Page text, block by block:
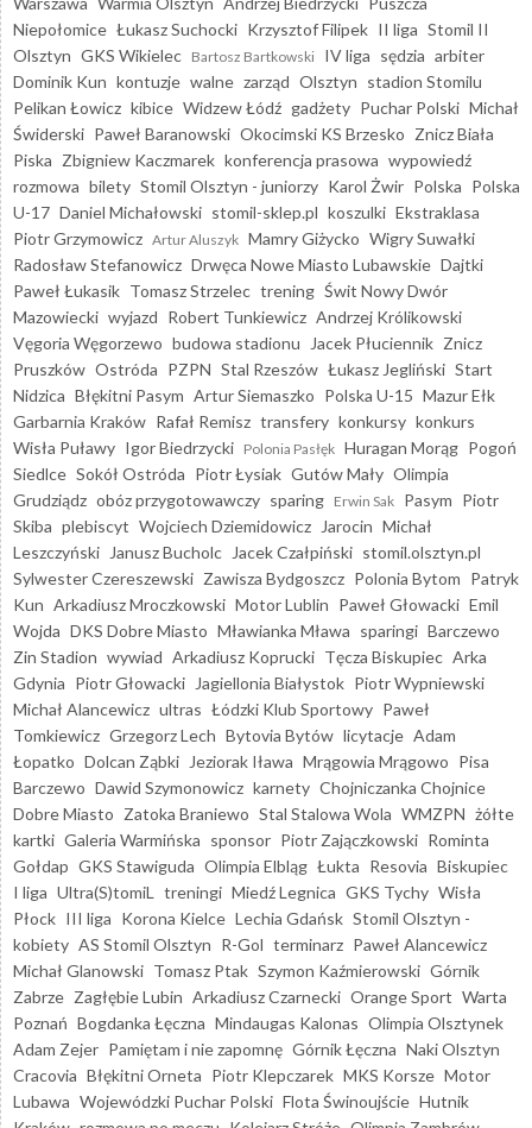
Niepołomice Łukasz Suchocki Krzysztof Filipek II liga Stomil II
Olsztyn GKS Wikielec Bartosz Bartkowski IV liga sędzia arbiter
Dominik Kun kontuzje walne zarząd Olsztyn stadion Stomilu
Pelikan Łowicz kibice Widzew Łódź gadżety Puchar Polski Michał
Świderski Paweł Baranowski Okocimski KS Brzesko Znicz Biała
Piska Zbigniew Kaczmarek konferencja prasowa wypowiedź
rozmowa bilety Stomil Olsztyn - juniorzy Karol Żwir Polska Polska
U-17 Daniel Michałowski stomil-sklep.pl koszulki Ekstraklasa
Piotr Grzymowicz Artur Aluszyk Mamry Giżycko Wigry Suwałki
Radosław Stefanowicz Drwęca Nowe Miasto Lubawskie Dajtki
Paweł Łukasik Tomasz Strzelec trening Świt Nowy Dwór
Mazowiecki wyjazd Robert Tunkiewicz Andrzej Królikowski
Vęgoria Węgorzewo budowa stadionu Jacek Płuciennik Znicz
Pruszków Ostróda PZPN Stal Rzeszów Łukasz Jegliński Start
Nidzica Błękitni Pasym Artur Siemaszko Polska U-15 Mazur Ełk
Garbarnia Kraków Rafał Remisz transfery konkursy konkurs
Wisła Puławy Igor Biedrzycki Polonia Pasłęk Huragan Morąg Pogoń
Siedlce Sokół Ostróda Piotr Łysiak Gutów Mały Olimpia
Grudziądz obóz przygotowawczy sparing Erwin Sak Pasym Piotr
Skiba plebiscyt Wojciech Dziemidowicz Jarocin Michał
Leszczyński
Janusz Bucholc Jacek Czałpiński stomil.olsztyn.pl
Sylwester Czereszewski Zawisza Bydgoszcz Polonia Bytom Patryk
Kun Arkadiusz Mroczkowski Motor Lublin Paweł Głowacki Emil
Wojda DKS Dobre Miasto Mławianka Mława sparingi Barczewo
Zin Stadion wywiad Arkadiusz Koprucki Tęcza Biskupiec Arka
Gdynia Piotr Głowacki Jagiellonia Białystok Piotr Wypniewski
Michał Alancewicz ultras Łódzki Klub Sportowy Paweł
Tomkiewicz Grzegorz Lech Bytovia Bytów licytacje Adam
Łopatko Dolcan Ząbki Jeziorak Iława Mrągowia Mrągowo Pisa
Barczewo Dawid Szymonowicz karnety Chojniczanka Chojnice
Dobre Miasto Zatoka Braniewo Stal Stalowa Wola WMZPN żółte
kartki Galeria Warmińska sponsor Piotr Zajączkowski Rominta
Gołdap GKS Stawiguda Olimpia Elbląg Łukta Resovia Biskupiec
I liga Ultra(S)tomiL treningi Miedź Legnica GKS Tychy Wisła
Płock III liga Korona Kielce Lechia Gdańsk Stomil Olsztyn -
kobiety AS Stomil Olsztyn R-Gol terminarz Paweł Alancewicz
Michał Glanowski Tomasz Ptak Szymon Kaźmierowski Górnik
Zabrze Zagłębie Lubin Arkadiusz Czarnecki Orange Sport Warta
Poznań Bogdanka Łęczna Mindaugas Kalonas Olimpia Olsztynek
Adam Zejer Pamiętam i nie zapomnę Górnik Łęczna Naki Olsztyn
Cracovia Błękitni Orneta Piotr Klepczarek MKS Korsze Motor
Lubawa Wojewódzki Puchar Polski Flota Świnoujście Hutnik